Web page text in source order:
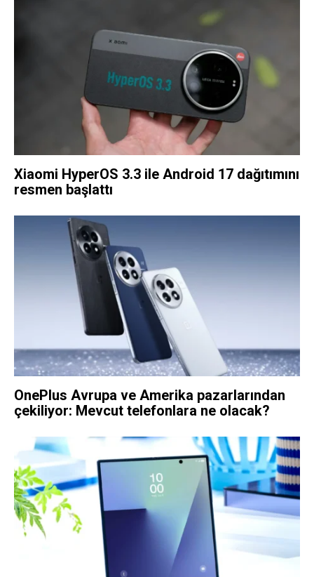
Xiaomi HyperOS 3.3 ile Android 17 dağıtımını
resmen başlattı
OnePlus Avrupa ve Amerika pazarlarından
çekiliyor: Mevcut telefonlara ne olacak?